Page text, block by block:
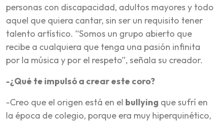
personas con discapacidad, adultos mayores y todo
aquel que quiera cantar, sin ser un requisito tener
talento artístico. “Somos un grupo abierto que
recibe a cualquiera que tenga una pasión infinita
por la música y por el respeto”, señala su creador.
-¿Qué te impulsó a crear este coro?
-Creo que el origen está en el bullying que sufrí en
la época de colegio, porque era muy hiperquinético,